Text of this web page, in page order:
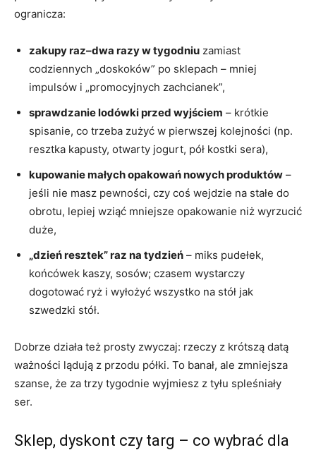
ogranicza:
zakupy raz–dwa razy w tygodniu zamiast
codziennych „doskoków” po sklepach – mniej
impulsów i „promocyjnych zachcianek”,
sprawdzanie lodówki przed wyjściem – krótkie
spisanie, co trzeba zużyć w pierwszej kolejności (np.
resztka kapusty, otwarty jogurt, pół kostki sera),
kupowanie małych opakowań nowych produktów –
jeśli nie masz pewności, czy coś wejdzie na stałe do
obrotu, lepiej wziąć mniejsze opakowanie niż wyrzucić
duże,
„dzień resztek” raz na tydzień – miks pudełek,
końcówek kaszy, sosów; czasem wystarczy
dogotować ryż i wyłożyć wszystko na stół jak
szwedzki stół.
Dobrze działa też prosty zwyczaj: rzeczy z krótszą datą
ważności lądują z przodu półki. To banał, ale zmniejsza
szanse, że za trzy tygodnie wyjmiesz z tyłu spleśniały
ser.
Sklep, dyskont czy targ – co wybrać dla